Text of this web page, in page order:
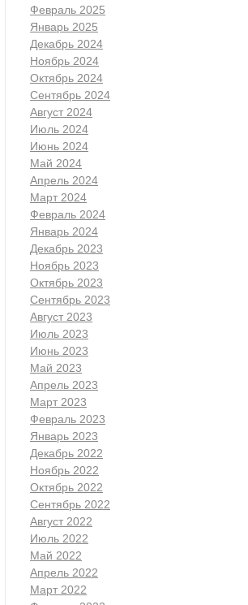
Февраль 2025
Январь 2025
Декабрь 2024
Ноябрь 2024
Октябрь 2024
Сентябрь 2024
Август 2024
Июль 2024
Июнь 2024
Май 2024
Апрель 2024
Март 2024
Февраль 2024
Январь 2024
Декабрь 2023
Ноябрь 2023
Октябрь 2023
Сентябрь 2023
Август 2023
Июль 2023
Июнь 2023
Май 2023
Апрель 2023
Март 2023
Февраль 2023
Январь 2023
Декабрь 2022
Ноябрь 2022
Октябрь 2022
Сентябрь 2022
Август 2022
Июль 2022
Май 2022
Апрель 2022
Март 2022